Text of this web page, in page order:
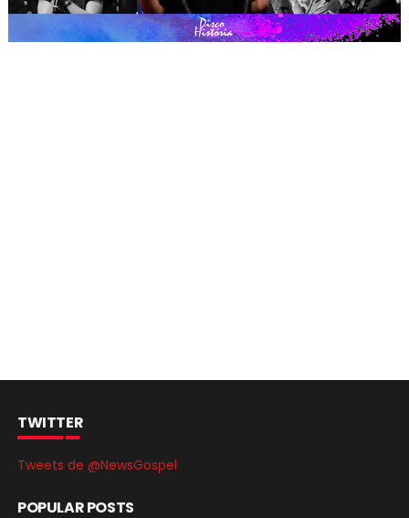
TWITTER
Tweets de @NewsGospel
POPULAR POSTS